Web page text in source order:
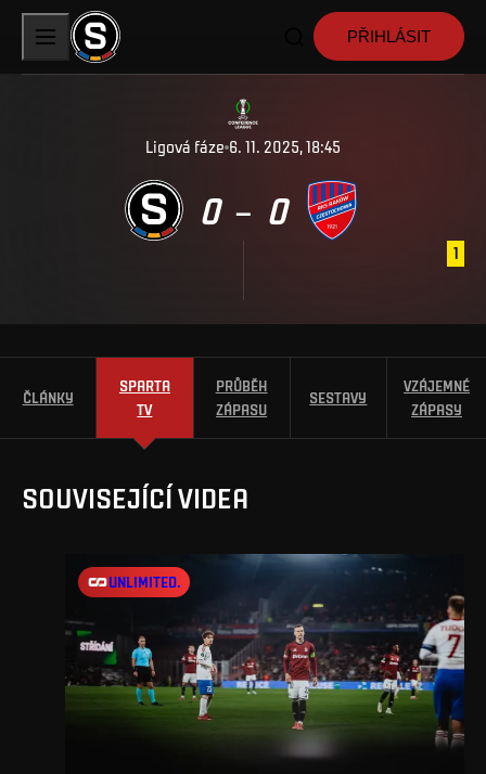
PŘIHLÁSIT
Ligová fáze 6. 11. 2025, 18:45
0 – 0
1
ČLÁNKY
SPARTA
TV
PRŮBĚH
ZÁPASU
SESTAVY
VZÁJEMNÉ
ZÁPASY
SOUVISEJÍCÍ VIDEA
UNLIMITED.